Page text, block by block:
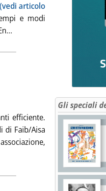
(vedi articolo
e modi
Leggi tutta la notizia:
efficiente.
di Faib/Aisa
Gli speciali